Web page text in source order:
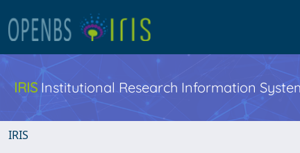
IRIS Institutional Research Information
IRIS